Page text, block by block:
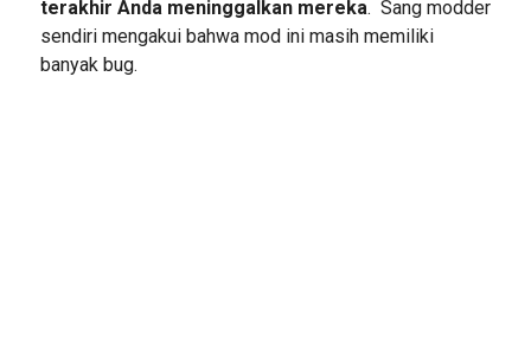
terakhir Anda meninggalkan mereka. Sang modder
sendiri mengakui bahwa mod ini masih memiliki
banyak bug.